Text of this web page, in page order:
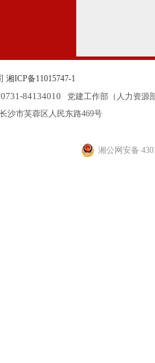
湘ICP备11015747-1
0731-84134010
党建工作部（人力资源
市芙蓉区人民东路469号
湘公网安备